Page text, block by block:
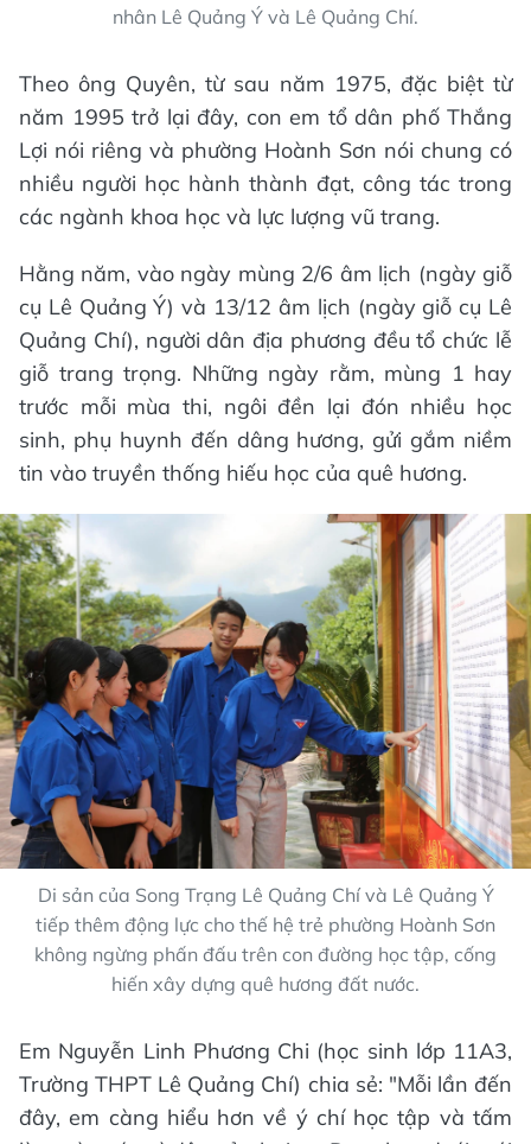
nhân Lê Quảng Ý và Lê Quảng Chí.
Theo ông Quyên, từ sau năm 1975, đặc biệt từ
năm 1995 trở lại đây, con em tổ dân phố Thắng
Lợi nói riêng và phường Hoành Sơn nói chung có
nhiều người học hành thành đạt, công tác trong
các ngành khoa học và lực lượng vũ trang.
Hằng năm, vào ngày mùng 2/6 âm lịch (ngày giỗ
cụ Lê Quảng Ý) và 13/12 âm lịch (ngày giỗ cụ Lê
Quảng Chí), người dân địa phương đều tổ chức lễ
giỗ trang trọng. Những ngày rằm, mùng 1 hay
trước mỗi mùa thi, ngôi đền lại đón nhiều học
sinh, phụ huynh đến dâng hương, gửi gắm niềm
tin vào truyền thống hiếu học của quê hương.
Di sản của Song Trạng Lê Quảng Chí và Lê Quảng Ý
tiếp thêm động lực cho thế hệ trẻ phường Hoành Sơn
không ngừng phấn đấu trên con đường học tập, cống
hiến xây dựng quê hương đất nước.
Em Nguyễn Linh Phương Chi (học sinh lớp 11A3,
Trường THPT Lê Quảng Chí) chia sẻ: "Mỗi lần đến
đây, em càng hiểu hơn về ý chí học tập và tấm